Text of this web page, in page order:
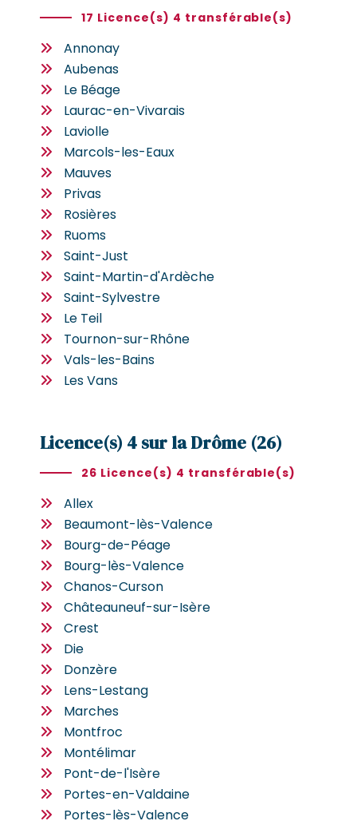
17 Licence(s) 4 transférable(s)
Annonay
Aubenas
Le Béage
Laurac-en-Vivarais
Laviolle
Marcols-les-Eaux
Mauves
Privas
Rosières
Ruoms
Saint-Just
Saint-Martin-d'Ardèche
Saint-Sylvestre
Le Teil
Tournon-sur-Rhône
Vals-les-Bains
Les Vans
Licence(s) 4 sur la Drôme (26)
26 Licence(s) 4 transférable(s)
Allex
Beaumont-lès-Valence
Bourg-de-Péage
Bourg-lès-Valence
Chanos-Curson
Châteauneuf-sur-Isère
Crest
Die
Donzère
Lens-Lestang
Marches
Montfroc
Montélimar
Pont-de-l'Isère
Portes-en-Valdaine
Portes-lès-Valence